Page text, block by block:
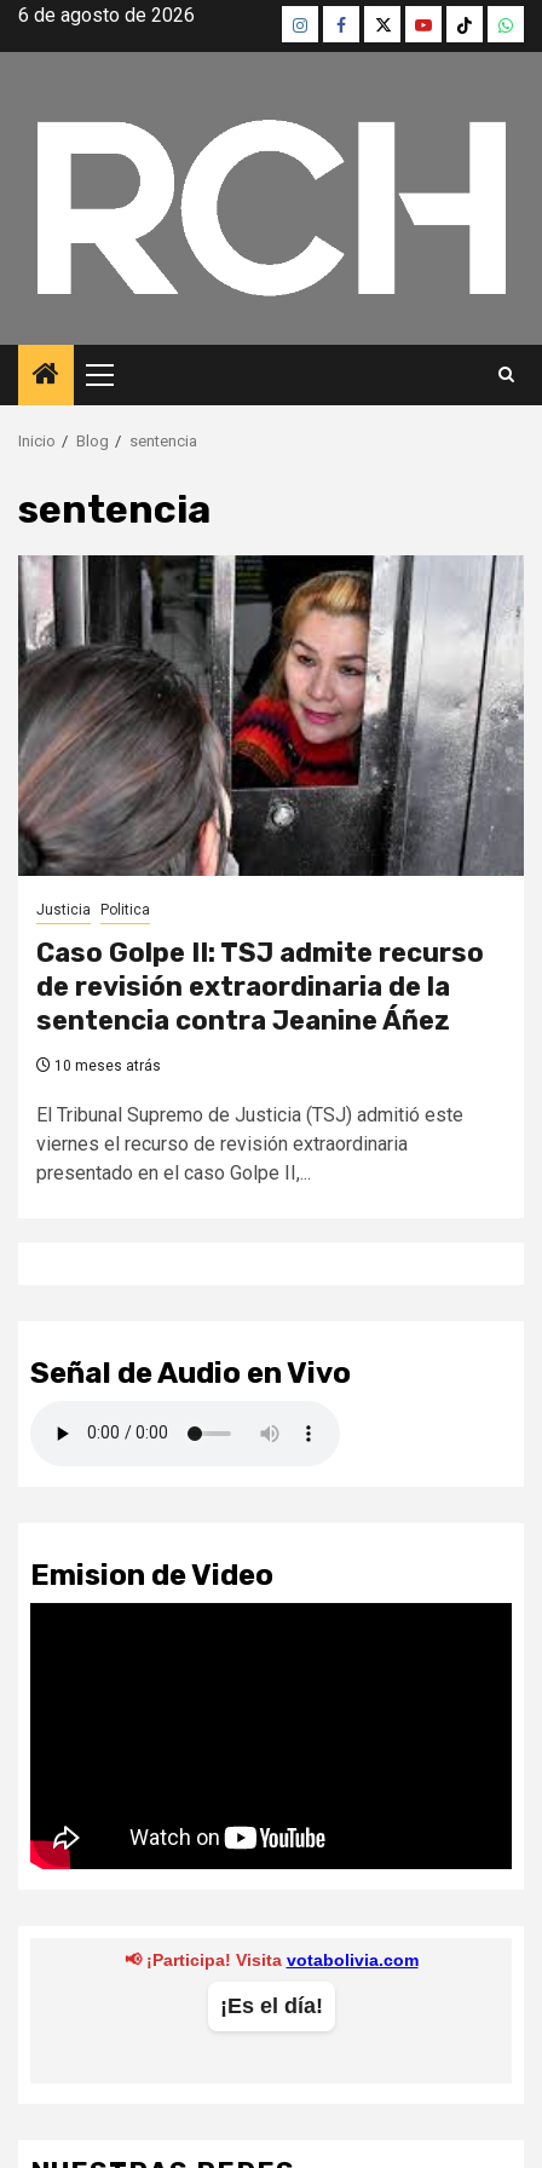
Saltar
6 de agosto de 2026 InstagramFacebook
TwitterYoutubeTikTok
Menú
principal
Inicio Blog sentencia
sentencia
Justicia Politica
Caso Golpe II: TSJ admite recurso
de revisión extraordinaria de la
sentencia contra Jeanine Áñez
10 meses atrás
El Tribunal Supremo de Justicia (TSJ) admitió este
viernes el recurso de revisión extraordinaria
presentado en el caso Golpe II,...
Señal de Audio en Vivo
Emision de Video